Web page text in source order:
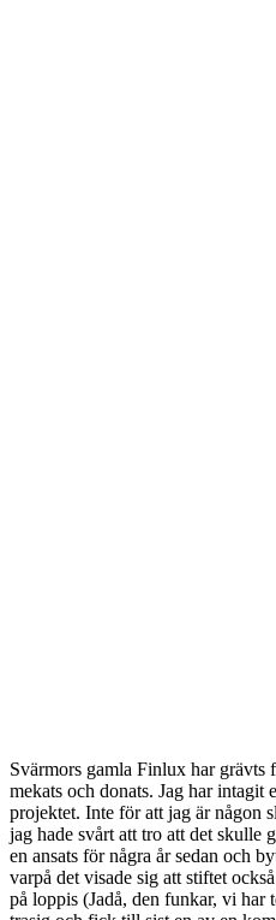
Svärmors gamla Finlux har grävts
mekats och donats. Jag har intagit
projektet. Inte för att jag är någon
jag hade svårt att tro att det skulle
en ansats för några år sedan och
varpå det visade sig att stiftet
på loppis (Jadå, den funkar, vi har